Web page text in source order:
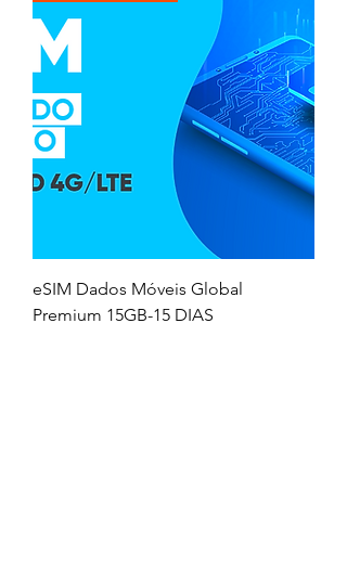
eSIM Dados Móveis Global
Premium 15GB-15 DIAS